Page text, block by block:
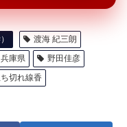
渡海 紀三朗
兵庫県
野田佳彦
切れ線香